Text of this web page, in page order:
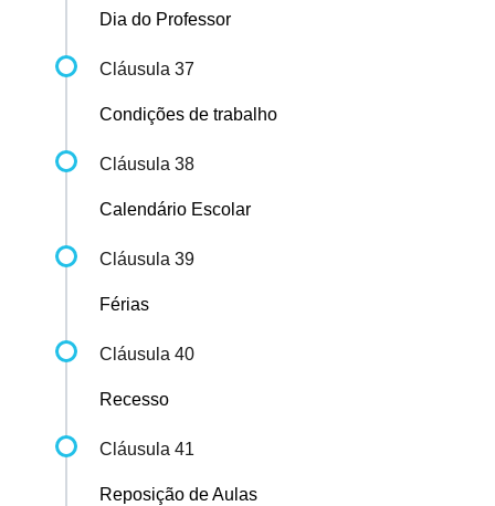
Dia do Professor
Cláusula 37
Condições de trabalho
Cláusula 38
Calendário Escolar
Cláusula 39
Férias
Cláusula 40
Recesso
Cláusula 41
Reposição de Aulas